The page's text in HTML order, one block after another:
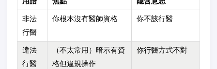
非法
行醫
你根本沒有醫師資格 你不該行醫
違法
行醫
（不太常用）暗示有資
格但違規操作
你行醫方式不對